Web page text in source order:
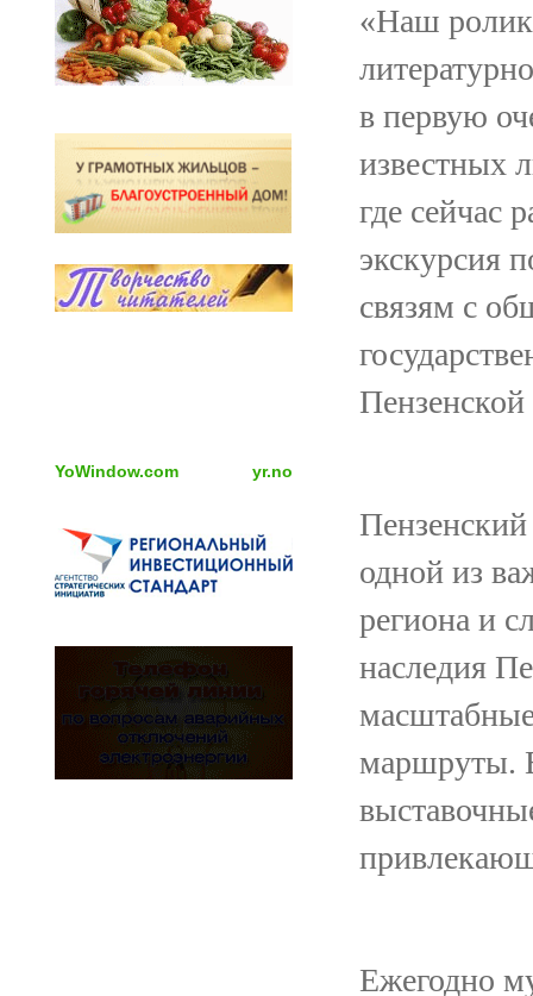
YoWindow.com yr.no
«Наш ролик
в первую
известных
где сейчас
экскурсия
связям с
Пензенской
одной из
региона и
наследия
маршруты.
Ежегодно